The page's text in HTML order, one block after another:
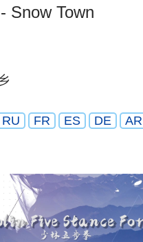
Snow Town
RU FR ES DE AR